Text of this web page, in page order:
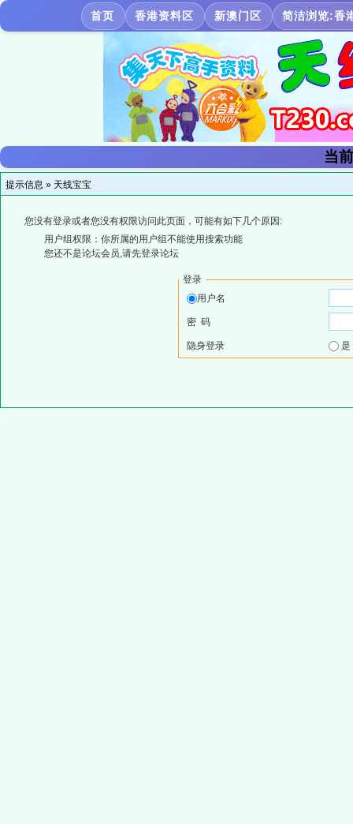
首页 香港资料区 新澳门区 简洁浏览:香
当
提示信息 » 天线宝宝
您没有登录或者您没有权限访问此页面，可能有如下几个原因:
用户组权限：你所属的用户组不能使用搜索功能
您还不是论坛会员,请先登录论坛
登录
用户名
密 码
隐身登录